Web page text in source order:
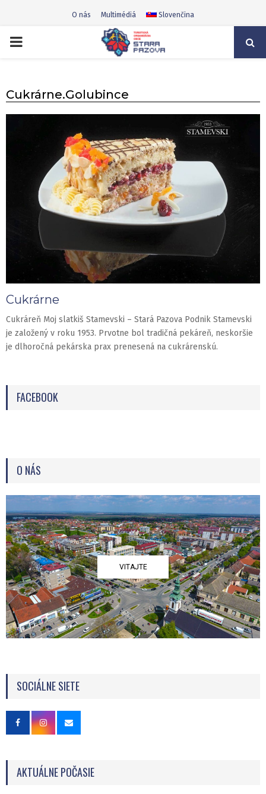
O nás Multimédiá Slovenčina
PRIMARY
Cukrárne.Golubince
Cukrárne
Cukráreň Moj slatkiš Stamevski – Stará Pazova Podnik Stamevski
je založený v roku 1953. Prvotne bol tradičná pekáreň, neskoršie
je dlhoročná pekárska prax prenesená na cukrárenskú.
FACEBOOK
O NÁS
VITAJTE
SOCIÁLNE SIETE
AKTUÁLNE POČASIE